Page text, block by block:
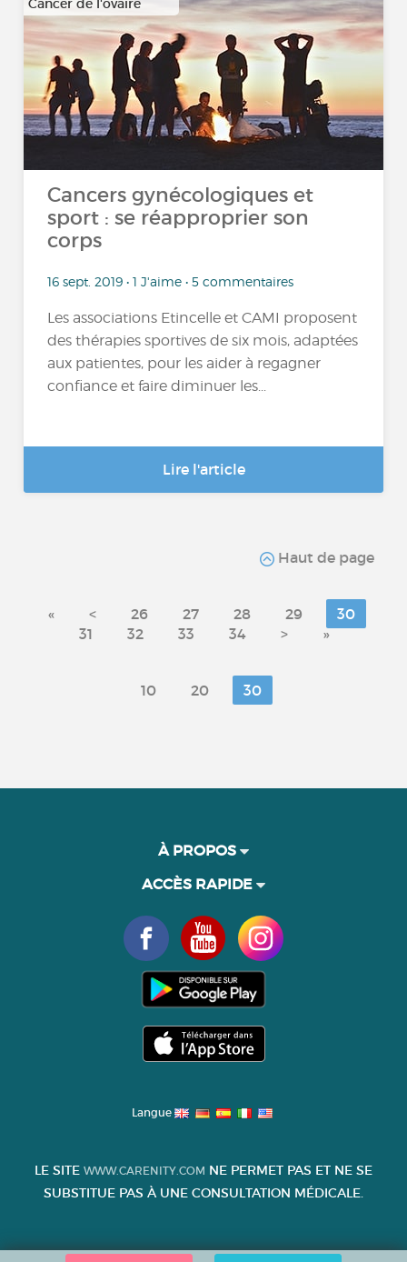
Cancer de l'ovaire
…
Cancers gynécologiques et
sport : se réapproprier son
corps
16 sept. 2019 • 1 J'aime • 5 commentaires
Les associations Etincelle et CAMI proposent
des thérapies sportives de six mois, adaptées
aux patientes, pour les aider à regagner
confiance et faire diminuer les...
Lire l'article
Haut de page
« < 26 27 28 29
30
31
32 33 34 > »
10 20 30
À PROPOS
ACCÈS RAPIDE
Langue
LE SITE WWW.CARENITY.COM NE PERMET PAS ET NE SE
SUBSTITUE PAS À UNE CONSULTATION MÉDICALE.